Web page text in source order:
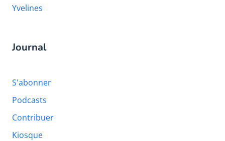
Yvelines
Journal
S'abonner
Podcasts
Contribuer
Kiosque